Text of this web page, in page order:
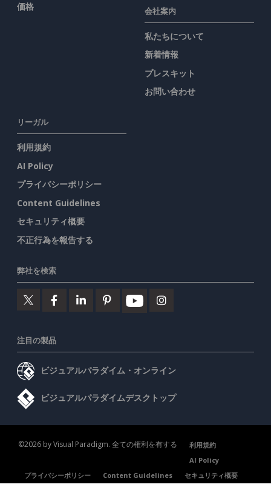
価格
会社案内
私たちについて
新着情報
プレスキット
お問い合わせ
リーガル
利用規約
AI Policy
プライバシーポリシー
Content Guidelines
セキュリティ概要
不正行為を報告する
弊社を検索
注目の製品
ビジュアルパラダイム・オンライン
ビジュアルパラダイムデスクトップ
©2026 by Visual Paradigm. 全ての権利を有する
利用規約
AI Policy
プライバシーポリシー
Content Guidelines セキュリティ概要